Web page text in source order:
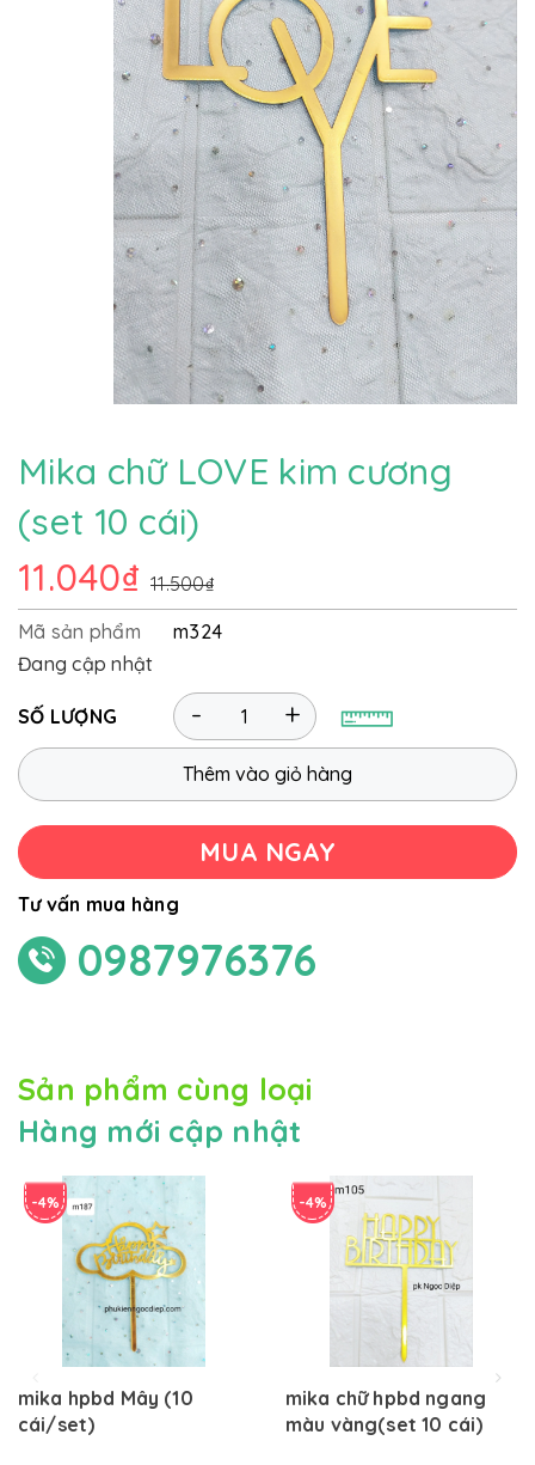
Mika chữ LOVE kim cương
(set 10 cái)
11.040₫ 11.500₫
Mã sản phẩm
m324
Đang cập nhật
SỐ LƯỢNG +
-
Thêm vào giỏ hàng
MUA NGAY
Tư vấn mua hàng
0987976376
Sản phẩm cùng loại
Hàng mới cập nhật
-4%
mika hpbd Mây (10
cái/set)
-4%
mika chữ hpbd ngang
màu vàng(set 10 cái)